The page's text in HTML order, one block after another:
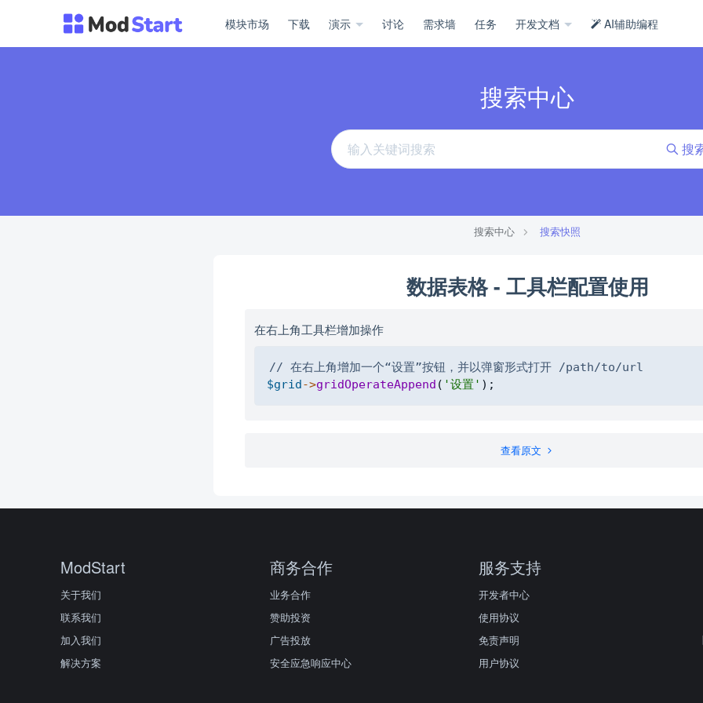
模块市场 下载 演示 讨论 需求墙 任务 开发文档 AI辅助编程
搜索中心
搜
搜索中心 搜索快照
数据表格 - 工具栏配置使用
在右上角工具栏增加操作
// 在右上角增加一个“设置”按钮，并以弹窗形式打开 /path/to/url
$grid->gridOperateAppend ( '设置' ) ;
查看原文
ModStart
关于我们
联系我们
加入我们
解决方案
商务合作
业务合作
赞助投资
广告投放
安全应急响应中心
服务支持
开发者中心
使用协议
免责声明
用户协议